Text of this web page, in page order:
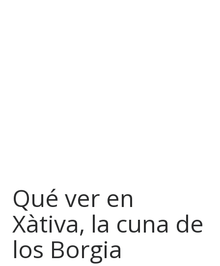
Qué ver en
Xàtiva, la cuna de
los Borgia